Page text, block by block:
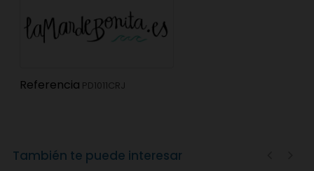
Referencia PD1011CRJ
También te puede interesar